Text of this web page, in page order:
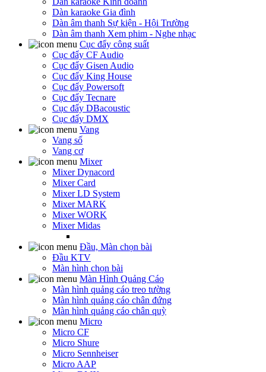
Dàn karaoke Gia đình
Dàn âm thanh Sự kiện - Hội Trường
Dàn âm thanh Xem phim - Nghe nhạc
Cục đẩy công suất
Cục đẩy CF Audio
Cục đẩy Gisen Audio
Cục đẩy King House
Cục đẩy Powersoft
Cục đẩy Tecnare
Cục đẩy DBacoustic
Cục đẩy DMX
Vang
Vang số
Vang cơ
Mixer
Mixer Dynacord
Mixer Card
Mixer LD System
Mixer MARK
Mixer WORK
Mixer Midas
Đầu, Màn chọn bài
Đầu KTV
Màn hình chọn bài
Màn Hình Quảng Cáo
Màn hình quảng cáo treo tường
Màn hình quảng cáo chân đứng
Màn hình quảng cáo chân quỳ
Micro
Micro CF
Micro Shure
Micro Sennheiser
Micro AAP